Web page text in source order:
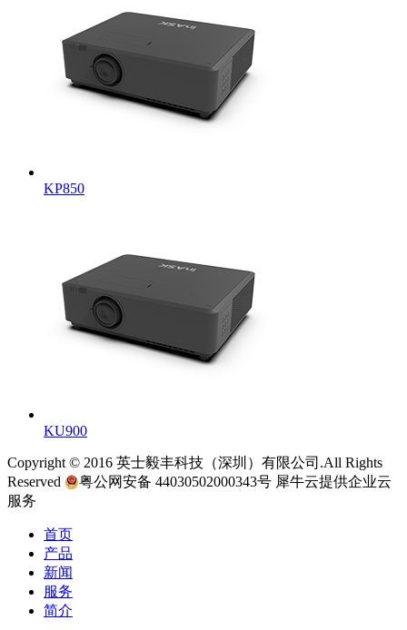
KP850
KU900
Copyright © 2016 英士毅丰科技（深圳）有限公司.All Rights
Reserved
粤公网安备 44030502000343号 犀牛云提供企业云
服务
首页
产品
新闻
服务
简介